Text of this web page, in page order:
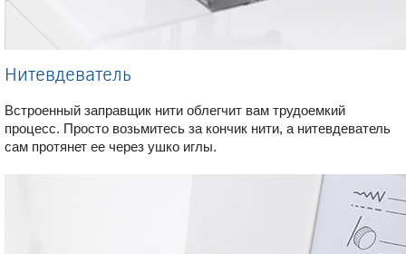
Нитевдеватель
Встроенный заправщик нити облегчит вам трудоемкий
процесс. Просто возьмитесь за кончик нити, а нитевдеватель
сам протянет ее через ушко иглы.